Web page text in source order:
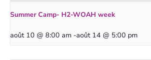
Summer Camp- H2-WOAH week
août 10 @ 8:00 am -août 14 @ 5:00 pm